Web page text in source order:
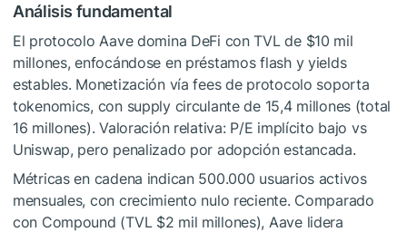
Análisis fundamental
El protocolo Aave domina DeFi con TVL de $10 mil
millones, enfocándose en préstamos flash y yields
estables. Monetización vía fees de protocolo soporta
tokenomics, con supply circulante de 15,4 millones (total
16 millones). Valoración relativa: P/E implícito bajo vs
Uniswap, pero penalizado por adopción estancada.
Métricas en cadena indican 500.000 usuarios activos
mensuales, con crecimiento nulo reciente. Comparado
con Compound (TVL $2 mil millones), Aave lidera